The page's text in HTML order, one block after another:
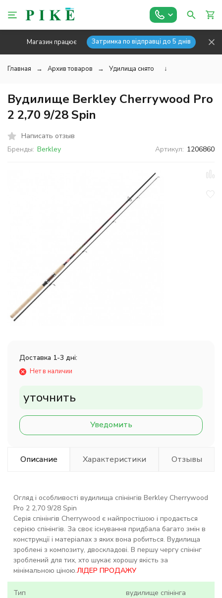
Магазин працює Затримка по відправці до 5 днів
Главная Архив товаров Удилища снято ↓
Вудилище Berkley Cherrywood Pro
2 2,70 9/28 Spin
Написать отзыв
Бренды: Berkley Артикул: 1206860
Доставка 1-3 дні:
Нет в наличии
уточнить
Уведомить
Описание Характеристики Отзывы
Огляд і особливості вудилища спінінгів Berkley Cherrywood
Pro 2 2,70 9/28 Spin
Серія спінінгів Cherrywood є найпростішою і продається
серією спінінгів. За своє існування придбала багато змін в
конструкції і матеріалах з яких вона робиться. Вудилища
зроблені з композиту, двоскладові. В першу чергу спінінг
зроблений для тих, хто шукає хорошу якість за
мінімальною ціною.ЛІДЕР ПРОДАЖУ
Тип вудилище спінінга